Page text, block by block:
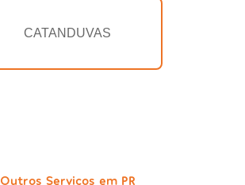
CATANDUVAS
Outros Serviços em PR